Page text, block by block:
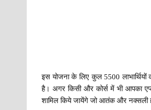
इस योजना के लिए कुल 5500
है। अगर किसी और कोर्स में भी आपका
शामिल किये जायेंगे जो आतंक और नक्सली